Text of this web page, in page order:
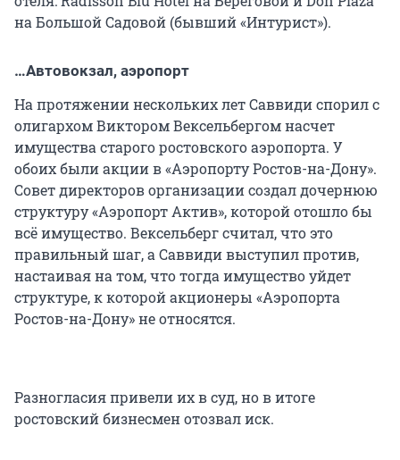
на Большой Садовой (бывший «Интурист»).
…Автовокзал, аэропорт
На протяжении нескольких лет Саввиди спорил с
олигархом Виктором Вексельбергом насчет
имущества старого ростовского аэропорта. У
обоих были акции в «Аэропорту Ростов-на-Дону».
Совет директоров организации создал дочернюю
структуру «Аэропорт Актив», которой отошло бы
всё имущество. Вексельберг считал, что это
правильный шаг, а Саввиди выступил против,
настаивая на том, что тогда имущество уйдет
структуре, к которой акционеры «Аэропорта
Ростов-на-Дону» не относятся.
Разногласия привели их в суд, но в итоге
ростовский бизнесмен отозвал иск.